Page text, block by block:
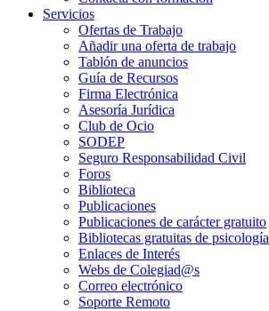
Servicios
Ofertas de Trabajo
Añadir una oferta de trabajo
Tablón de anuncios
Guía de Recursos
Firma Electrónica
Asesoría Jurídica
Club de Ocio
SODEP
Seguro Responsabilidad Civil
Foros
Biblioteca
Publicaciones
Publicaciones de carácter gratuito
Bibliotecas gratuitas de psicología
Enlaces de Interés
Webs de Colegiad@s
Correo electrónico
Soporte Remoto